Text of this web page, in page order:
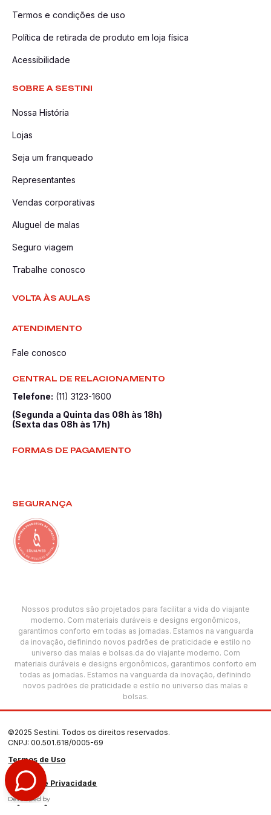
você pode aumentar a segurança de sua bagagem e viajar
Mala|Mala de Viagem
Termos e condições de uso
Política de retirada de produto em loja física
Acessibilidade
SOBRE A SESTINI
Nossa História
Lojas
Seja um franqueado
Representantes
Vendas corporativas
Aluguel de malas
Seguro viagem
Trabalhe conosco
VOLTA ÀS AULAS
ATENDIMENTO
Fale conosco
CENTRAL DE RELACIONAMENTO
Telefone: (11) 3123-1600
(Segunda a Quinta das 08h às 18h)
(Sexta das 08h às 17h)
FORMAS DE PAGAMENTO
SEGURANÇA
Nossos produtos são projetados para facilitar a vida do viajante
moderno. Com materiais duráveis e designs ergonômicos,
garantimos conforto em todas as jornadas. Estamos na vanguarda
da inovação, definindo novos padrões de praticidade e estilo no
universo das malas e bolsas.da do viajante moderno. Com
materiais duráveis e designs ergonômicos, garantimos conforto em
todas as jornadas. Estamos na vanguarda da inovação, definindo
novos padrões de praticidade e estilo no universo das malas e
bolsas.
©2025 Sestini. Todos os direitos reservados.
CNPJ: 00.501.618/0005-69
Termos de Uso
Política de Privacidade